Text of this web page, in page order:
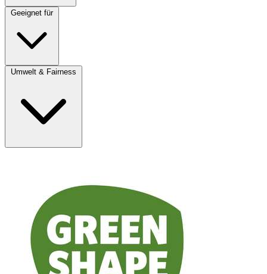
Geeignet für
Umwelt & Fairness